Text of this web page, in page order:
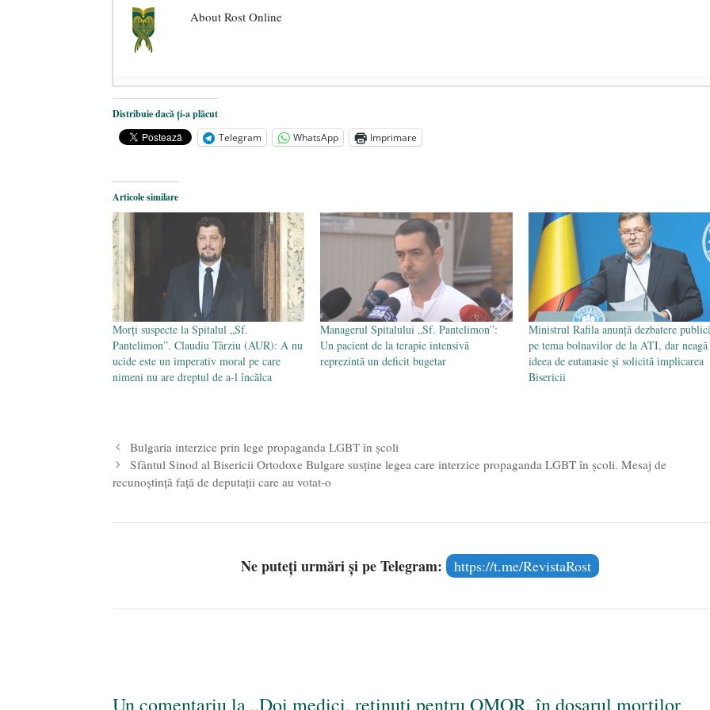
About Rost Online
Dezvăluiri cutremurătoare despre președintele Ucrainei, Volodymyr Zelensky
Statul care servește Națiunea - 21 aprilie 2026
Legea Vexler produce efecte. Bustul poetului Octavian Goga, înlăturat din Iași
Distribuie dacă ți-a plăcut
Telegram
WhatsApp Imprimare
Articole similare
Morți suspecte la Spitalul „Sf.
Pantelimon”. Claudiu Târziu (AUR): A nu
ucide este un imperativ moral pe care
nimeni nu are dreptul de a-l încălca
Managerul Spitalului „Sf. Pantelimon”:
Un pacient de la terapie intensivă
reprezintă un deficit bugetar
Ministrul Rafila anunță dezbatere
pe tema bolnavilor de la ATI, dar neagă
ideea de eutanasie și solicită implicarea
Bisericii
Bulgaria interzice prin lege propaganda LGBT în școli
Sfântul Sinod al Bisericii Ortodoxe Bulgare susține legea care interzice propaganda LGBT în școli. Mesaj de
recunoștință față de deputații care au votat-o
Ne puteți urmări și pe Telegram: https://t.me/RevistaRost
Un comentariu la „Doi medici, reținuți pentru OMOR, în dosarul morților